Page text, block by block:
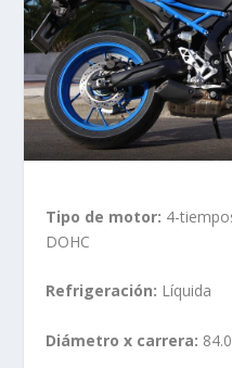
Tipo de motor: 4-
DOHC
Refrigeración: Líquida
Diámetro x carrera: